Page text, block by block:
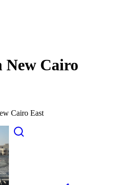
New Cairo
Cairo East